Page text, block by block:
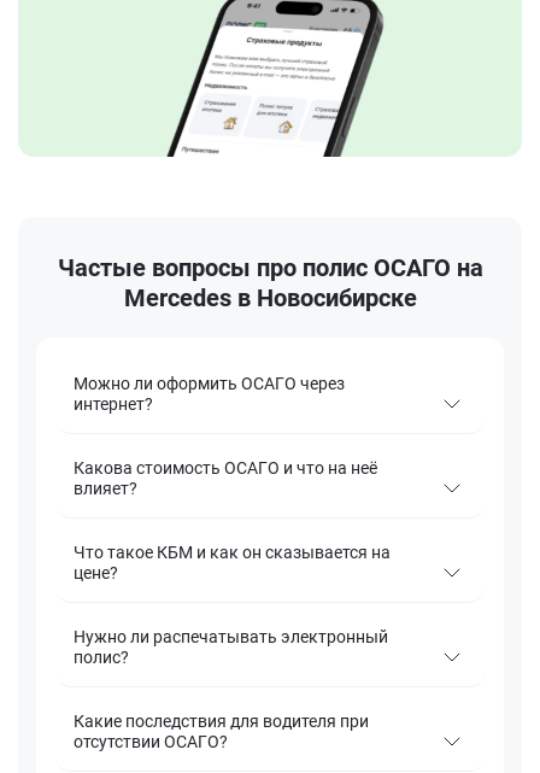
Частые вопросы про полис ОСАГО на
Mercedes в Новосибирске
Можно ли оформить ОСАГО через
интернет?
Какова стоимость ОСАГО и что на неё
влияет?
Что такое КБМ и как он сказывается на
цене?
Нужно ли распечатывать электронный
полис?
Какие последствия для водителя при
отсутствии ОСАГО?